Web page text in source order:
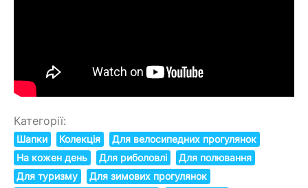
Категорії:
Шапки Колекція
Для велосипедних прогулянок
На кожен день
Для риболовлі
Для полювання
Для туризму
Для зимових прогулянок